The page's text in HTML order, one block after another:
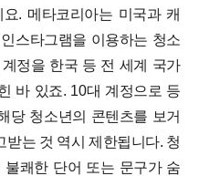
요. 메타코리아는 미국과 캐
스타그램을 이용하는 청소
정을 한국 등 전 세계 국가
바 있죠. 10대 계정으로 등
당 청소년의 콘텐츠를 보거
받는 것 역시 제한됩니다. 청
쾌한 단어 또는 문구가 숨